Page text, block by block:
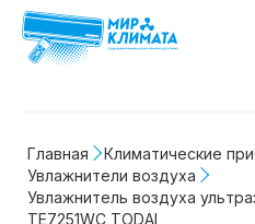
Главная
Климатические
Увлажнители воздуха
Увлажнитель воздуха
TE7251WC TODAI